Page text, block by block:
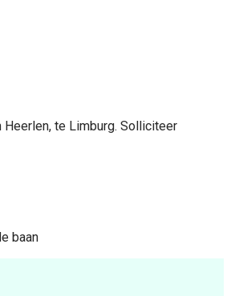
Heerlen, te Limburg. Solliciteer
baan